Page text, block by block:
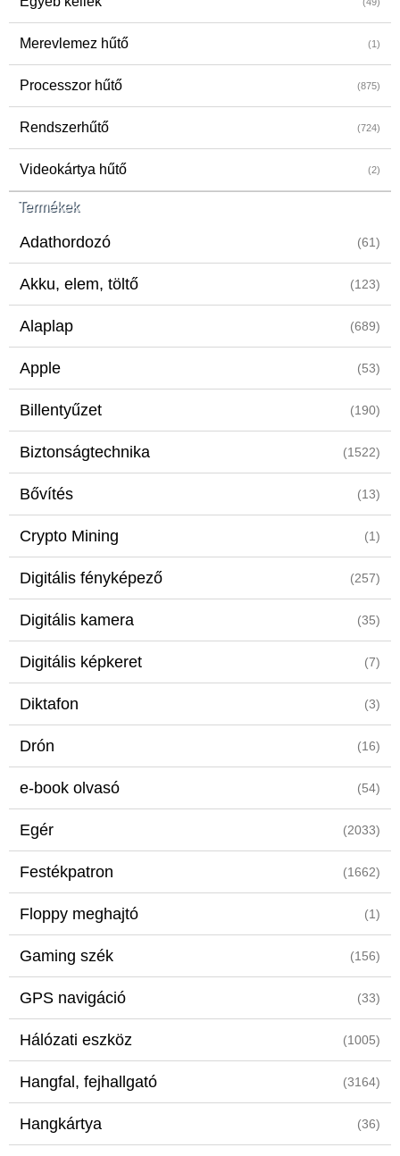
Merevlemez hűtő (1)
Processzor hűtő (875)
Rendszerhűtő (724)
Videokártya hűtő (2)
Termékek
Adathordozó (61)
Akku, elem, töltő (123)
Alaplap (689)
Apple (53)
Billentyűzet (190)
Biztonságtechnika (1522)
Bővítés (13)
Crypto Mining (1)
Digitális fényképező (257)
Digitális kamera (35)
Digitális képkeret (7)
Diktafon (3)
Drón (16)
e-book olvasó (54)
Egér (2033)
Festékpatron (1662)
Floppy meghajtó (1)
Gaming szék (156)
GPS navigáció (33)
Hálózati eszköz (1005)
Hangfal, fejhallgató (3164)
Hangkártya (36)